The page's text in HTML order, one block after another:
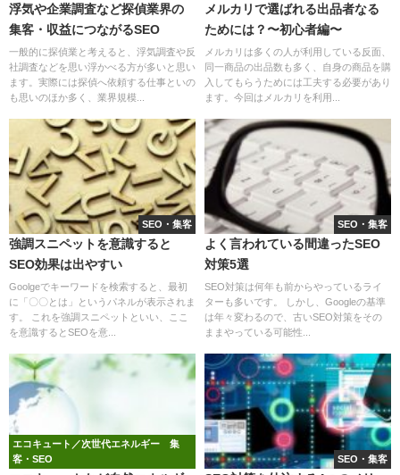
浮気や企業調査など探偵業界の
集客・収益につながるSEO
一般的に探偵業と考えると、浮気調査や反
社調査などを思い浮かべる方が多いと思い
ます。実際には探偵へ依頼する仕事といの
も思いのほか多く、業界規模...
メルカリで選ばれる出品者なる
ためには？〜初心者編〜
メルカリは多くの人が利用している反面、
同一商品の出品数も多く、自身の商品を購
入してもらうためには工夫する必要があり
ます。今回はメルカリを利用...
SEO・集客
強調スニペットを意識すると
SEO効果は出やすい
Goolgeでキーワードを検索すると、最初
に「〇〇とは」というパネルが表示されま
す。 これを強調スニペットといい、ここ
を意識するとSEOを意...
SEO・集客
よく言われている間違ったSEO
対策5選
SEO対策は何年も前からやっているライ
ターも多いです。 しかし、Googleの基準
は年々変わるので、古いSEO対策をその
ままやっている可能性...
エコキュート／次世代エネルギー 集
客・SEO
SEO・集客